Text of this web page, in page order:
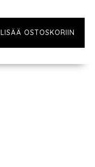
LISÄÄ OSTOSKORIIN